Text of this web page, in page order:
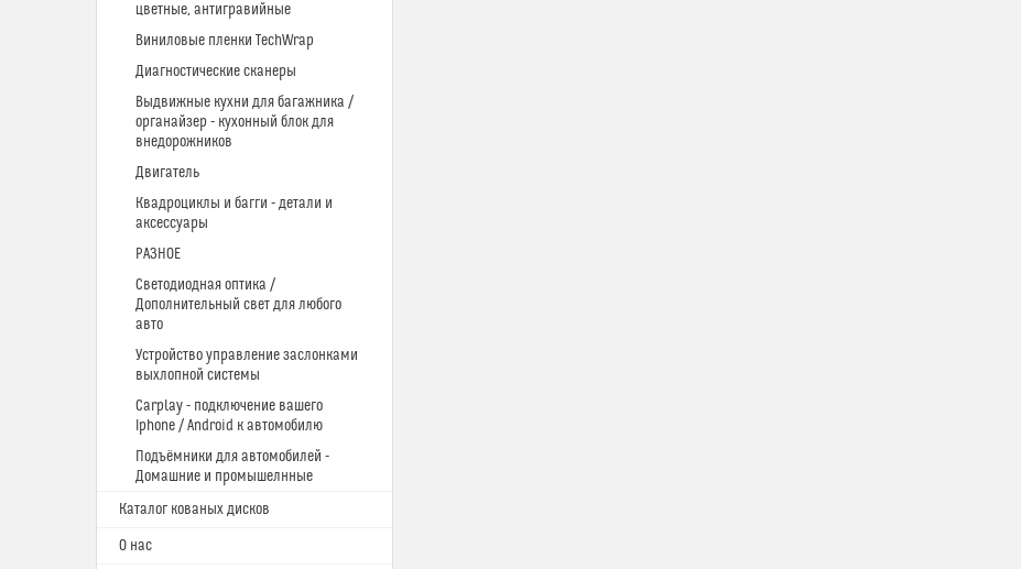
цветные, антигравийные
Виниловые пленки TechWrap
Диагностические сканеры
Выдвижные кухни для багажника /
органайзер - кухонный блок для
внедорожников
Двигатель
Квадроциклы и багги - детали и
аксессуары
РАЗНОЕ
Светодиодная оптика /
Дополнительный свет для любого
авто
Устройство управление заслонками
выхлопной системы
Carplay - подключение вашего
Iphone / Android к автомобилю
Подъёмники для автомобилей -
Домашние и промышелнные
Каталог кованых дисков
О нас